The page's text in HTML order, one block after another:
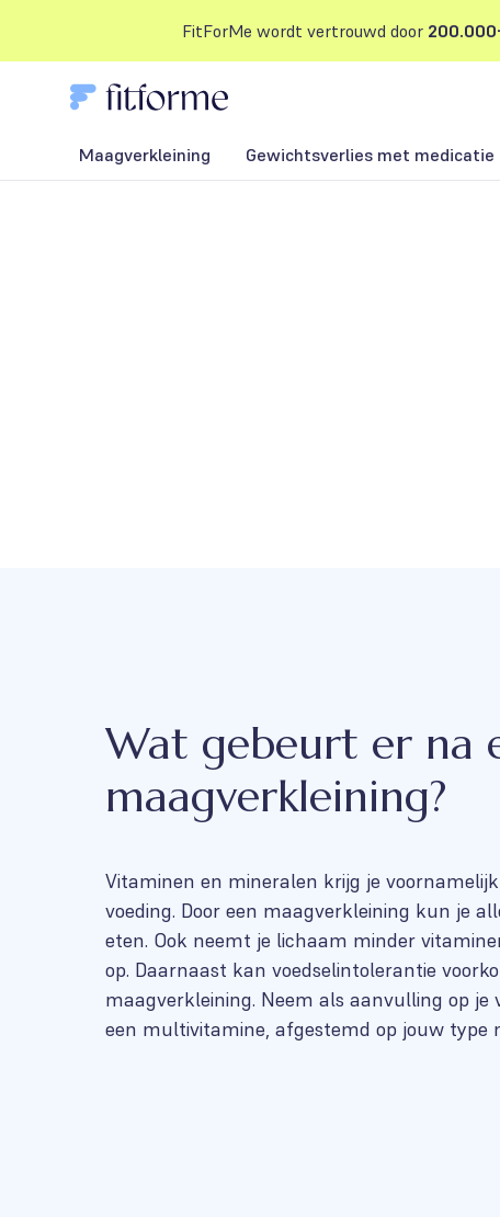
FitForMe wordt vertrouwd door
Maagverkleining Gewichtsverlies met medicatie
Wat gebeurt er na
maagverkleining?
Vitaminen en mineralen krijg je
voeding. Door een maagverkleining kun je
eten. Ook neemt je lichaam minder
op. Daarnaast kan voedselintolerantie
maagverkleining. Neem als aanvulling op je
een multivitamine, afgestemd op jouw type